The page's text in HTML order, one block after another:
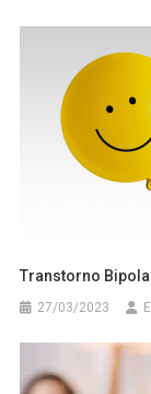
Transtorno
27/03/2023